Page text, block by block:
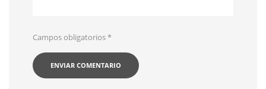
Campos obligatorios*